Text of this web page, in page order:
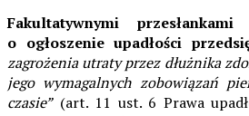
Fakultatywnymi
o ogłoszenie upadłości
zagrożenia utraty przez dłużnika
jego wymagalnych zobowiązań
czasie”(art. 11 ust. 6 Prawa